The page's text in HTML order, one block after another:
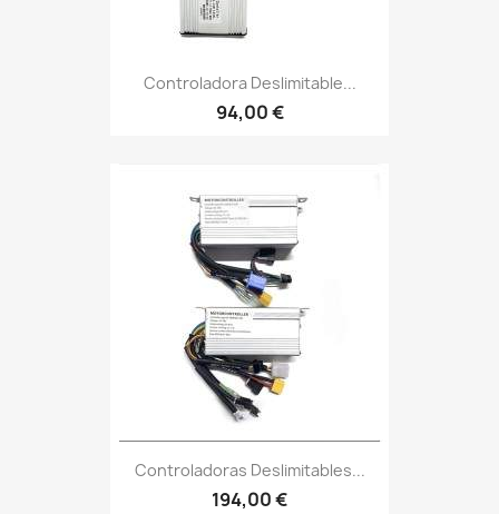
Controladora Deslimitable...
94,00 €
Controladoras Deslimitables...
194,00 €